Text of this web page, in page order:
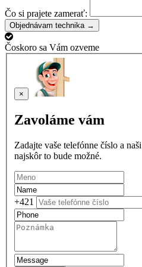
Čo si prajete zamerať:
Objednávam technika →
Čoskoro sa Vám ozveme
×
Zavoláme vám
Zadajte vaše telefónne číslo a
najskôr to bude možné.
+421